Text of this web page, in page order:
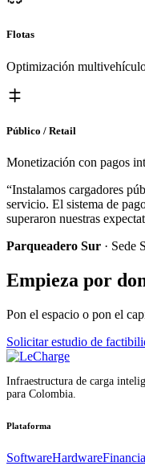
Flotas
Optimización
Público / Retail
Monetización con pagos
“Instalamos cargadores
servicio. El sistema de
superaron nuestras
Parqueadero Sur · Sede
Empieza por
Pon el espacio o pon el
Solicitar estudio de
Infraestructura de carga
para Colombia.
Plataforma
SoftwareHardware